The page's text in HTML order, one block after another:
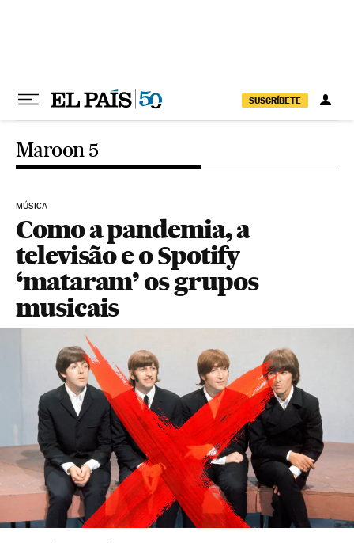
SUSCRÍBETE
Maroon 5
MÚSICA
Como a pandemia, a
televisão e o Spotify
‘mataram’ os grupos
musicais